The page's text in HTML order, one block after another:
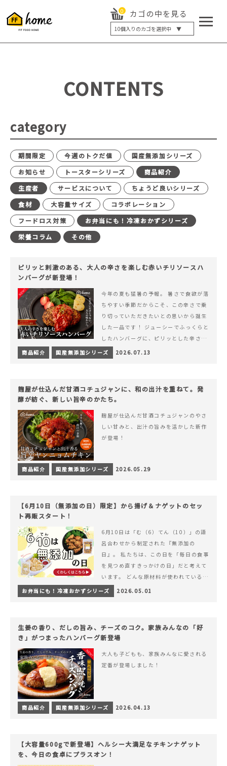
0 カゴの中を見る
10個入りのカゴを選択中 ▼
5個入り
20個入り
最大12%OFF
CONTENTS
category
期間限定 今週のトクだ値
国産無添加シリーズ
お知らせ
トースターシリーズ
商品紹介
生産者
サービスについて
ちょうど良いシリーズ
食材
大容量サイズ
コラボレーション
フードロス対策
お弁当にも！冷凍おかずシリーズ
栄養コラム
その他
ピリッと刺激のある、大人の辛さを楽しむ赤いチリソースハ
ンバーグが新登場！
今年の夏も猛暑の予報。 暑さで食欲が落
ちやすい季節だからこそ、この辛さで乗
り切っていただきたいとの思いから誕生
した一品です！ ジューシーでふっくらと
したハンバーグに、ピリッとした辛さと
コク深い旨みが楽しめる特製チリソース
&hellip; 続きを読む ピリッと刺激のあ
商品紹介 国産無添加シリーズ 2026.07.13
麹屋が仕込んだ甘酒コチュジャンに、和の出汁を重ねて。発
酵が紡ぐ、新しい旨辛のかたち。
麹屋が仕込んだ甘酒コチュジャンのやさ
しい甘みと、出汁の旨みを活かした新作
が登場！
商品紹介 国産無添加シリーズ 2026.05.29
【6月10日（無添加の日）限定】から揚げ＆ナゲットのセッ
ト再販スタート！
6月10日は「む（6）てん（10）」の語
呂合わせから制定された『無添加の
日』。 私たちは、この日を「毎日の食事
を見つめ直すきっかけの日」だと考えて
います。 どんな原材料が使われているの
か。 どのようにつくられているのか。&
hellip; 続きを読む 【6月10日（無添加
お弁当にも！冷凍おかずシリーズ 2026.05.01
生姜の香り、だしの旨み、チーズのコク。家族みんなの「好
き」がつまったハンバーグ新登場
大人も子どもも、家族みんなに愛される
定番が登場しました！
商品紹介 国産無添加シリーズ 2026.04.13
【大容量600gで新登場】ヘルシー大満足なチキンナゲット
を、今日の食卓にプラスオン！